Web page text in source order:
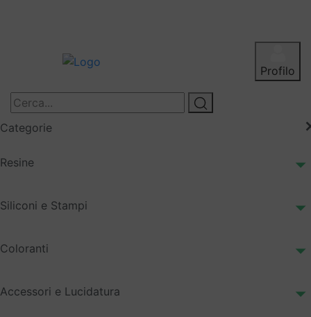
Profilo
Categorie
Resine
Siliconi e Stampi
Coloranti
Accessori e Lucidatura